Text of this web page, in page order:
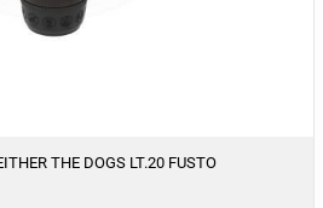
THE DOGS LT.20 FUSTO